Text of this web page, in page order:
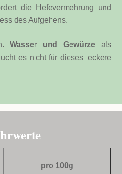
die Hefevermehrung und
des Aufgehens.
Wasser und Gewürzeals
es nicht für dieses leckere
pro 100g